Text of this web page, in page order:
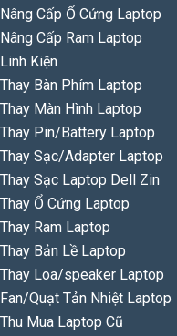
Nâng Cấp Ổ Cứng Laptop
Nâng Cấp Ram Laptop
Linh Kiện
Thay Bàn Phím Laptop
Thay Màn Hình Laptop
Thay Pin/Battery Laptop
Thay Sạc/Adapter Laptop
Thay Sạc Laptop Dell Zin
Thay Ổ Cứng Laptop
Thay Ram Laptop
Thay Bản Lề Laptop
Thay Loa/speaker Laptop
Fan/Quạt Tản Nhiệt Laptop
Thu Mua Laptop Cũ